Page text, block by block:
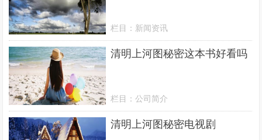
栏目： 新闻资讯
清明上河图秘密这本书好看吗
栏目：公司简介
清明上河图秘密电视剧